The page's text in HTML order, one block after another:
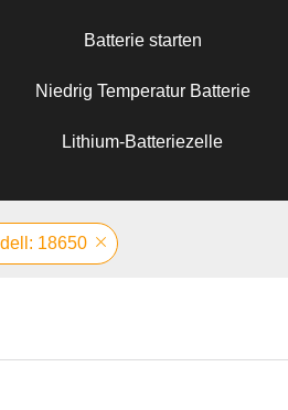
Batterie starten
Niedrig Temperatur Batterie
Lithium-Batteriezelle
18650